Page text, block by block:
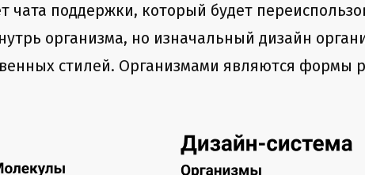
чата поддержки, который будет
организма, но изначальный дизайн
стилей. Организмами являются формы